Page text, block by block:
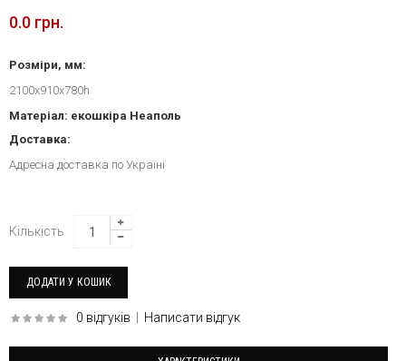
0.0 грн.
Розміри, мм:
2100x910x780h
Матеріал: екошкіра Неаполь
Доставка:
Адресна доставка по Україні
Кількість
0 відгуків Написати відгук